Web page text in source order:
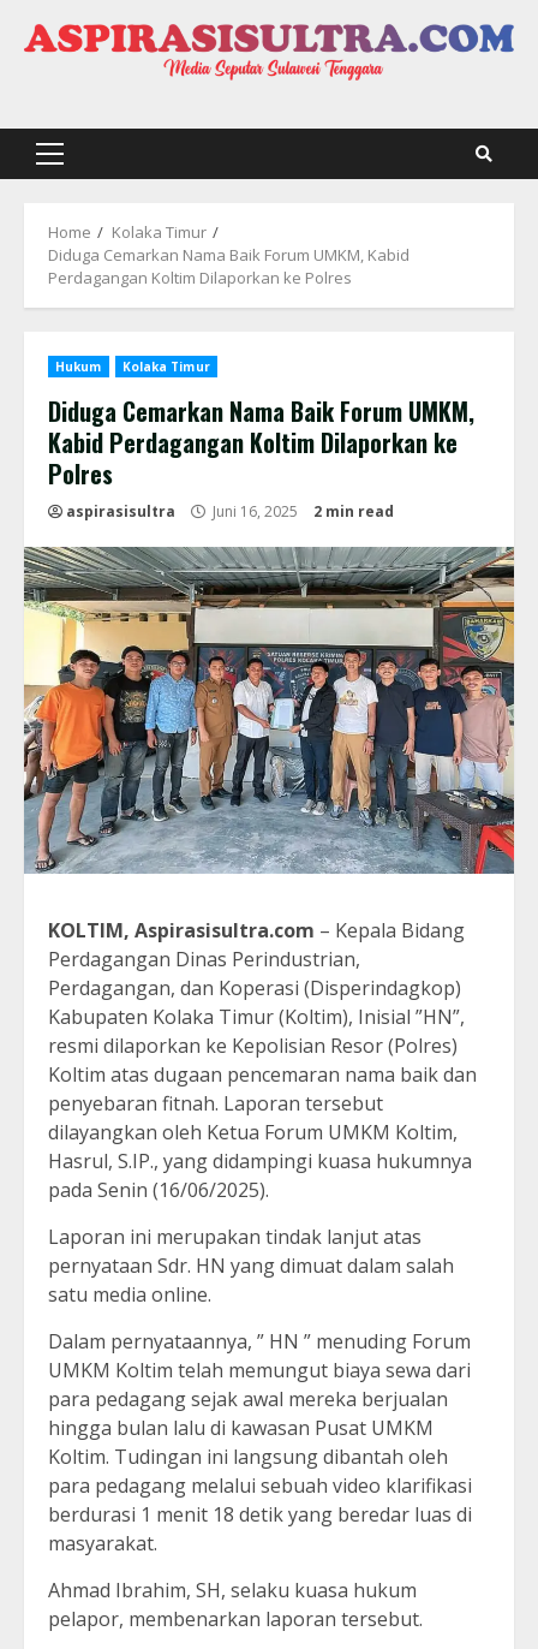
Primary
Home
Kolaka Timur
Diduga Cemarkan Nama Baik Forum UMKM, Kabid
Perdagangan Koltim Dilaporkan ke Polres
Hukum Kolaka Timur
Diduga Cemarkan Nama Baik Forum UMKM,
Kabid Perdagangan Koltim Dilaporkan ke
Polres
aspirasisultra Juni 16, 2025 2 min read
KOLTIM, Aspirasisultra.com – Kepala Bidang
Perdagangan Dinas Perindustrian,
Perdagangan, dan Koperasi (Disperindagkop)
Kabupaten Kolaka Timur (Koltim), Inisial ”HN”,
resmi dilaporkan ke Kepolisian Resor (Polres)
Koltim atas dugaan pencemaran nama baik dan
penyebaran fitnah. Laporan tersebut
dilayangkan oleh Ketua Forum UMKM Koltim,
Hasrul, S.IP., yang didampingi kuasa hukumnya
pada Senin (16/06/2025).
Laporan ini merupakan tindak lanjut atas
pernyataan Sdr. HN yang dimuat dalam salah
satu media online.
Dalam pernyataannya, ” HN ” menuding Forum
UMKM Koltim telah memungut biaya sewa dari
para pedagang sejak awal mereka berjualan
hingga bulan lalu di kawasan Pusat UMKM
Koltim. Tudingan ini langsung dibantah oleh
para pedagang melalui sebuah video klarifikasi
berdurasi 1 menit 18 detik yang beredar luas di
masyarakat.
Ahmad Ibrahim, SH, selaku kuasa hukum
pelapor, membenarkan laporan tersebut.